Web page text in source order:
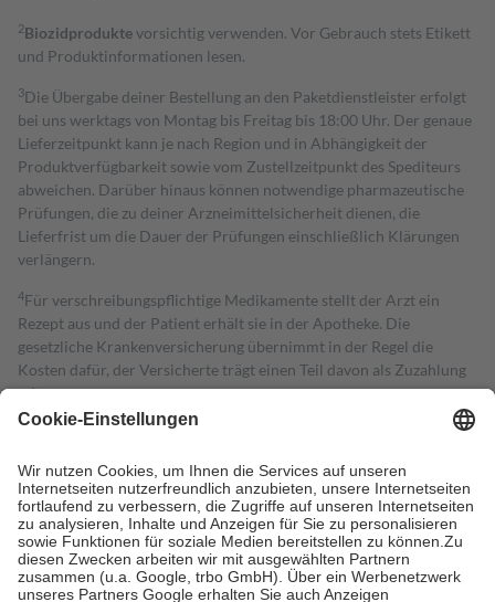
2Biozidproduktevorsichtig verwenden. Vor Gebrauch stets Etikett
und Produktinformationen lesen.
3Die Übergabe deiner Bestellung an den Paketdienstleister erfolgt
bei uns werktags von Montag bis Freitag bis 18:00 Uhr. Der genaue
Lieferzeitpunkt kann je nach Region und in Abhängigkeit der
Produktverfügbarkeit sowie vom Zustellzeitpunkt des Spediteurs
abweichen. Darüber hinaus können notwendige pharmazeutische
Prüfungen, die zu deiner Arzneimittelsicherheit dienen, die
Lieferfrist um die Dauer der Prüfungen einschließlich Klärungen
verlängern.
4Für verschreibungspflichtige Medikamente stellt der Arzt ein
Rezept aus und der Patient erhält sie in der Apotheke. Die
gesetzliche Krankenversicherung übernimmt in der Regel die
Kosten dafür, der Versicherte trägt einen Teil davon als Zuzahlung
mit.
Grundsätzlich leisten Mitglieder Zuzahlungen in Höhe von zehn
höchstens zehn Euro.
Es sind jedoch nie mehr als die tatsächlichen
Kosten der Leistung zu entrichten.
Diese Regeln gelten grundsätzlich auch für Online-Apotheken.
Bei Heilmitteln und häuslicher Krankenpflege beträgt die
Zuzahlung zehn Prozent der Kosten sowie zehn Euro je
Verordnung.